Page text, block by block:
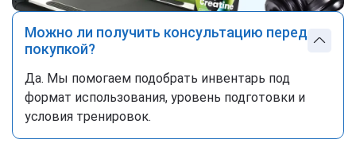
Можно ли получить консультацию перед
покупкой?
Да. Мы помогаем подобрать инвентарь под
формат использования, уровень подготовки и
условия тренировок.